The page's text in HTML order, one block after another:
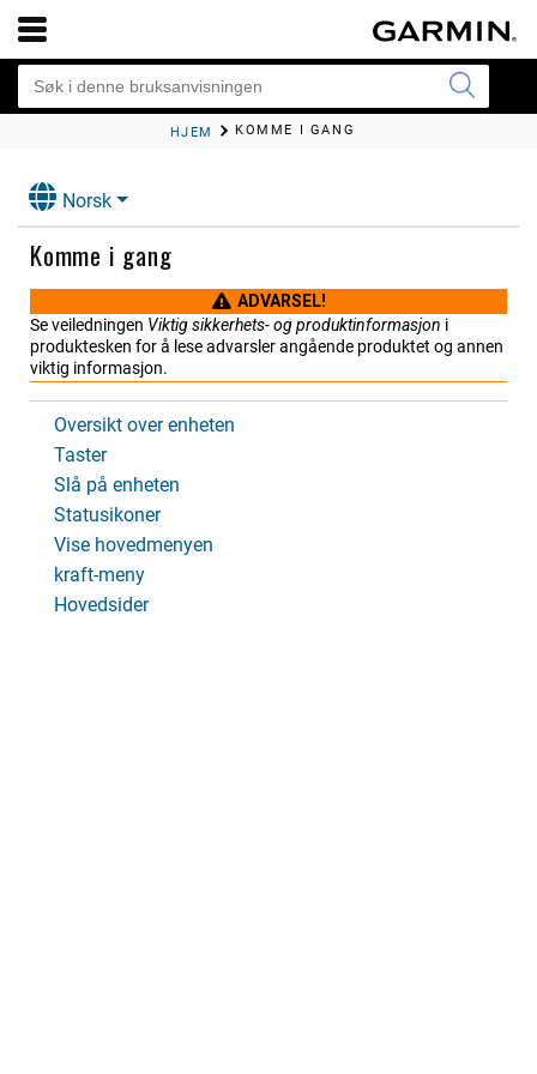
HJEM KOMME I GANG
Norsk
Komme i gang
ADVARSEL!
Se veiledningen Viktig sikkerhets- og produktinformasjon i
produktesken for å lese advarsler angående produktet og annen
viktig informasjon.
Oversikt over enheten
Taster
Slå på enheten
Statusikoner
Vise hovedmenyen
kraft-meny
Hovedsider